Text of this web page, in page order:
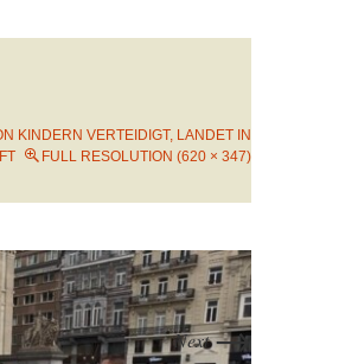
KINDERN VERTEIDIGT, LANDET IN
FULL RESOLUTION (620 × 347)
Next→